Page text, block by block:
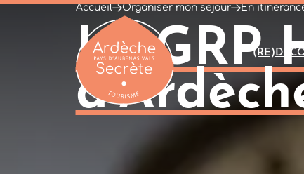
Ardèche : Office de Tourisme
Accueil Organiser mon séjour En
Le GRP